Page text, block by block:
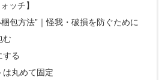
ッチ】
包方法”｜怪我・破損を防ぐために
む
る
丸めて固定